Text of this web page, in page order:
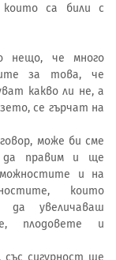
които са били с
нещо, че много
за това, че
какво ли не, а
се гърчат на
може би сме
да правим и ще
и на
които
увеличаваш
плодовете и
със сигурност ще